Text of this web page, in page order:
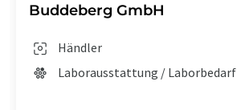
Buddeberg GmbH
Händler
Laborausstattung / Laborbedarf